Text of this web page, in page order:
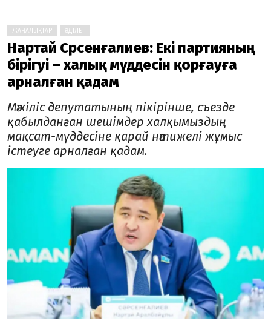
ЖАҢАЛЫҚТАР ӘДІЛЕТ
Нартай Сәрсенғалиев: Екі партияның
бірігуі – халық мүддесін қорғауға
арналған қадам
Мәжіліс депутатының пікірінше, съезде
қабылданған шешімдер халқымыздың
мақсат-мүддесіне қарай нәтижелі жұмыс
істеуге арналған қадам.